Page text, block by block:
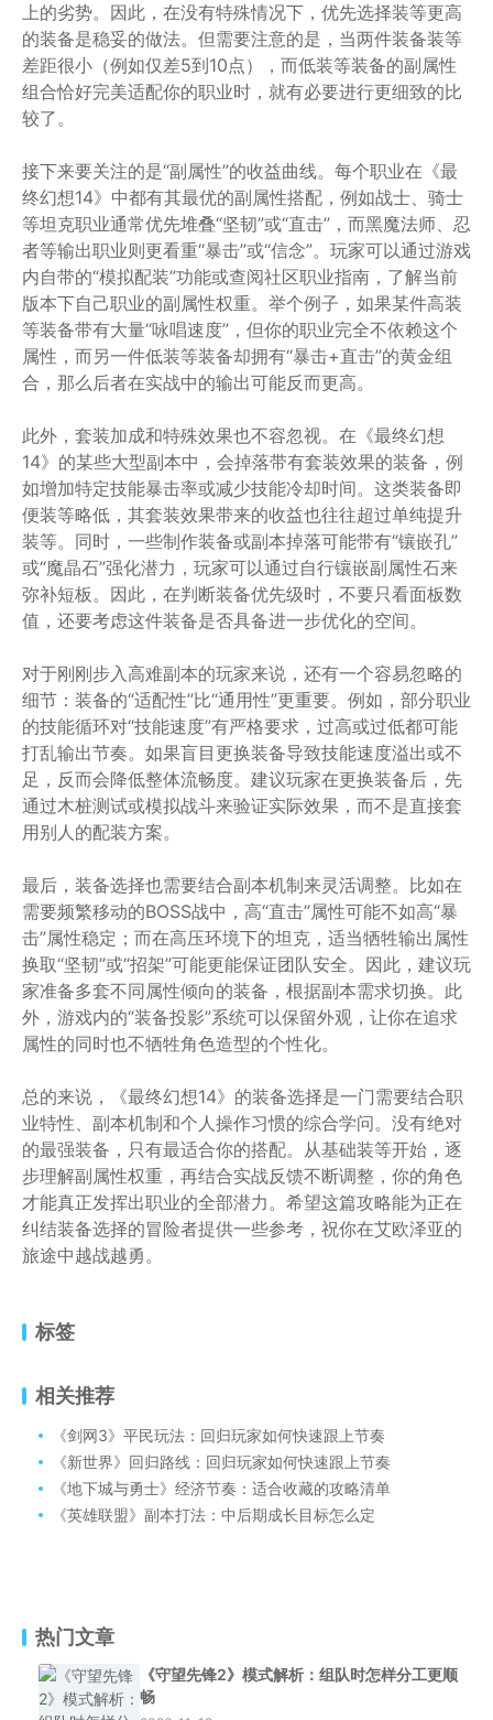
上的劣势。因此，在没有特殊情况下，优先选择装等更高
的装备是稳妥的做法。但需要注意的是，当两件装备装等
差距很小（例如仅差5到10点），而低装等装备的副属性
组合恰好完美适配你的职业时，就有必要进行更细致的比
较了。
接下来要关注的是“副属性”的收益曲线。每个职业在《最
终幻想14》中都有其最优的副属性搭配，例如战士、骑士
等坦克职业通常优先堆叠“坚韧”或“直击”，而黑魔法师、忍
者等输出职业则更看重“暴击”或“信念”。玩家可以通过游戏
内自带的“模拟配装”功能或查阅社区职业指南，了解当前
版本下自己职业的副属性权重。举个例子，如果某件高装
等装备带有大量“咏唱速度”，但你的职业完全不依赖这个
属性，而另一件低装等装备却拥有“暴击+直击”的黄金组
合，那么后者在实战中的输出可能反而更高。
此外，套装加成和特殊效果也不容忽视。在《最终幻想
14》的某些大型副本中，会掉落带有套装效果的装备，例
如增加特定技能暴击率或减少技能冷却时间。这类装备即
便装等略低，其套装效果带来的收益也往往超过单纯提升
装等。同时，一些制作装备或副本掉落可能带有“镶嵌孔”
或“魔晶石”强化潜力，玩家可以通过自行镶嵌副属性石来
弥补短板。因此，在判断装备优先级时，不要只看面板数
值，还要考虑这件装备是否具备进一步优化的空间。
对于刚刚步入高难副本的玩家来说，还有一个容易忽略的
细节：装备的“适配性”比“通用性”更重要。例如，部分职业
的技能循环对“技能速度”有严格要求，过高或过低都可能
打乱输出节奏。如果盲目更换装备导致技能速度溢出或不
足，反而会降低整体流畅度。建议玩家在更换装备后，先
通过木桩测试或模拟战斗来验证实际效果，而不是直接套
用别人的配装方案。
最后，装备选择也需要结合副本机制来灵活调整。比如在
需要频繁移动的BOSS战中，高“直击”属性可能不如高“暴
击”属性稳定；而在高压环境下的坦克，适当牺牲输出属性
换取“坚韧”或“招架”可能更能保证团队安全。因此，建议玩
家准备多套不同属性倾向的装备，根据副本需求切换。此
外，游戏内的“装备投影”系统可以保留外观，让你在追求
属性的同时也不牺牲角色造型的个性化。
总的来说，《最终幻想14》的装备选择是一门需要结合职
业特性、副本机制和个人操作习惯的综合学问。没有绝对
的最强装备，只有最适合你的搭配。从基础装等开始，逐
步理解副属性权重，再结合实战反馈不断调整，你的角色
才能真正发挥出职业的全部潜力。希望这篇攻略能为正在
纠结装备选择的冒险者提供一些参考，祝你在艾欧泽亚的
旅途中越战越勇。
标签
相关推荐
《剑网3》平民玩法：回归玩家如何快速跟上节奏
《新世界》回归路线：回归玩家如何快速跟上节奏
《地下城与勇士》经济节奏：适合收藏的攻略清单
《英雄联盟》副本打法：中后期成长目标怎么定
热门文章
《守望先锋2》模式解析：组队时怎样分工更顺
畅